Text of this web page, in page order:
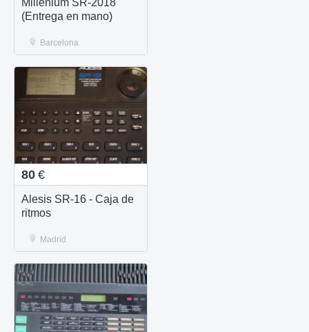
Millenium SR-2018
(Entrega en mano)
Barcelona
80 €
Alesis SR-16 - Caja de
ritmos
Madrid